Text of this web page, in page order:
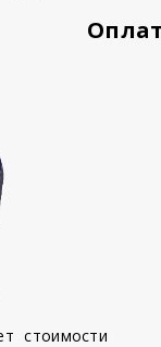
стоимости